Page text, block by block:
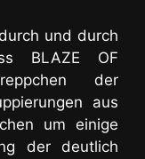
und durch
BLAZE OF
der
aus
um einige
der deutlich